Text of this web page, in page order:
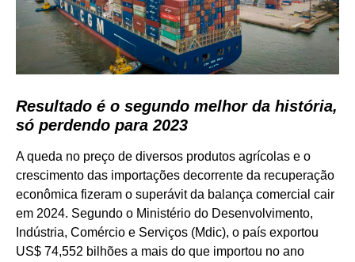
Resultado é o segundo melhor da história,
só perdendo para 2023
A queda no preço de diversos produtos agrícolas e o
crescimento das importações decorrente da recuperação
econômica fizeram o superávit da balança comercial cair
em 2024. Segundo o Ministério do Desenvolvimento,
Indústria, Comércio e Serviços (Mdic), o país exportou
US$ 74,552 bilhões a mais do que importou no ano